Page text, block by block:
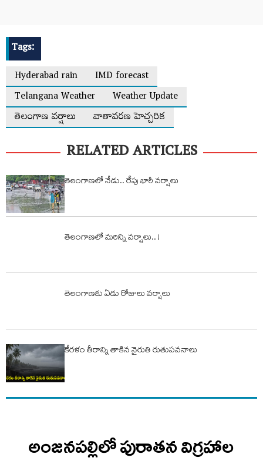
Tags:
Hyderabad rain
IMD forecast
Telangana Weather
Weather Update
తెలంగాణ వర్షాలు
వాతావరణ హెచ్చరిక
RELATED ARTICLES
తెలంగాణలో నేడు.. రేపు భారీ వర్షాలు
తెలంగాణలో మరిన్ని వర్షాలు.. !
తెలంగాణకు ఏడు రోజులు వర్షాలు
కేరళం తీరాన్ని తాకిన నైరుతి రుతుపవనాలు
అంజనపల్లిలో పురాతన విగ్రహాల